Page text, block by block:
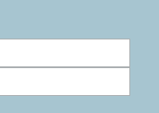
en
på plads